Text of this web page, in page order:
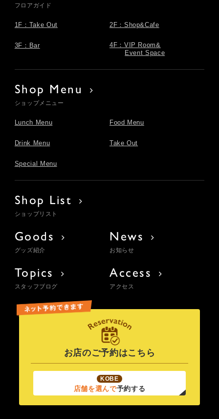
フロアガイド
1F：Take Out 2F：Shop&Cafe
3F：Bar
4F：VIP Room&
Event Space
Shop Menu
ショップメニュー
Lunch Menu Food Menu
Drink Menu Take Out
Special Menu
Shop List
ショップリスト
Goods
グッズ紹介
News
お知らせ
Topics
スタッフブログ
Access
アクセス
お店のご予約はこちら
KOBE
店舗を選んで予約する